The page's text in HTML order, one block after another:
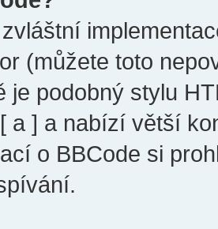
(můžete toto
je podobný stylu
a ] a nabízí větší
o BBCode si